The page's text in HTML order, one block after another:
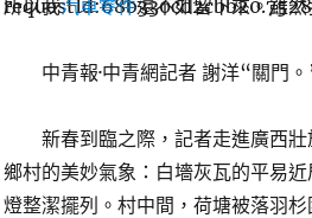
中青報·中青網記者 謝洋“關門
新春到臨之際，記者走進廣西
鄉村的美妙氣象：白墻灰瓦的平易
燈整潔擺列。村中間，荷塘被落羽
以我汽車零件還不如留下來。雖